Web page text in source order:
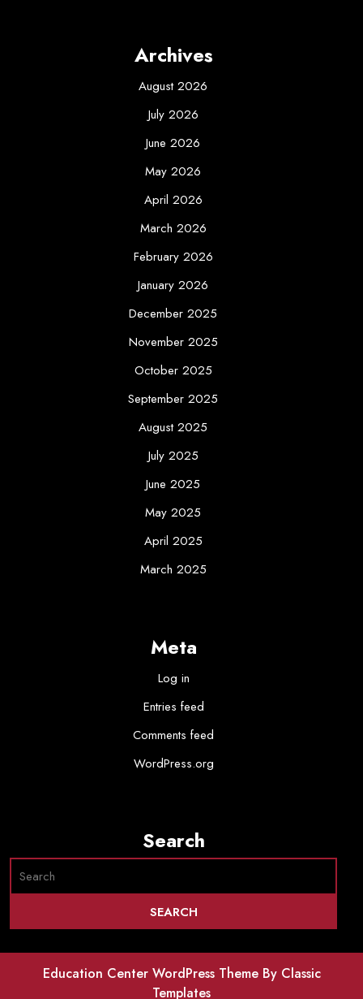
Archives
August 2026
July 2026
June 2026
May 2026
April 2026
March 2026
February 2026
January 2026
December 2025
November 2025
October 2025
September 2025
August 2025
July 2025
June 2025
May 2025
April 2025
March 2025
Meta
Log in
Entries feed
Comments feed
WordPress.org
Search
Education Center WordPress Theme By Classic
Templates